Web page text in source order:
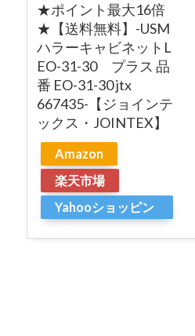
★ポイント最大16倍
★【送料無料】-USM
ハラーキャビネットL
EO-31-30 プラス 品
番 EO-31-30 jtx
667435-【ジョインテ
ックス・JOINTEX】
Amazon
楽天市場
Yahooショッピン